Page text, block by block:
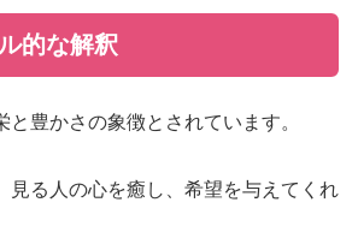
的な解釈
と豊かさの象徴とされています。
見る人の心を癒し、希望を与えてくれ